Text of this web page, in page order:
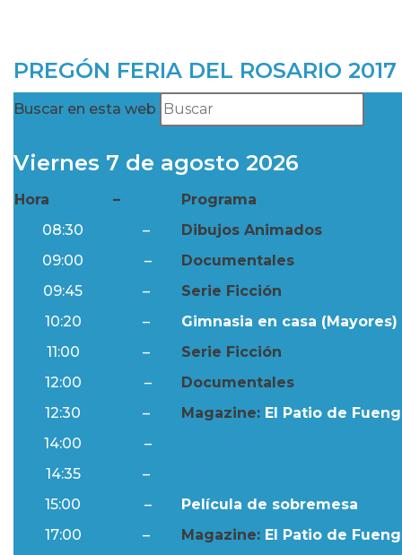
PREGÓN FERIA DEL ROSARIO 2017
Buscar en esta web
Viernes 7 de agosto 2026
Hora –
Programa
08:30
–
Dibujos Animados
09:00
–
Documentales
09:45
–
Serie Ficción
10:20
–
Gimnasia en casa (Mayores)
11:00
–
Serie Ficción
12:00
–
Documentales
12:30
– Magazine: El Patio de
14:00
–
14:35
–
15:00
–
Película de sobremesa
17:00
– Magazine: El Patio de